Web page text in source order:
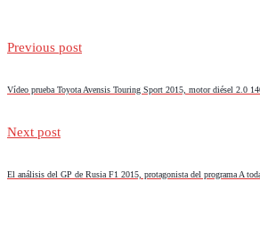
Previous post
Vídeo prueba Toyota Avensis Touring Sport 2015, motor diésel 2.0
Next post
El análisis del GP de Rusia F1 2015, protagonista del programa A